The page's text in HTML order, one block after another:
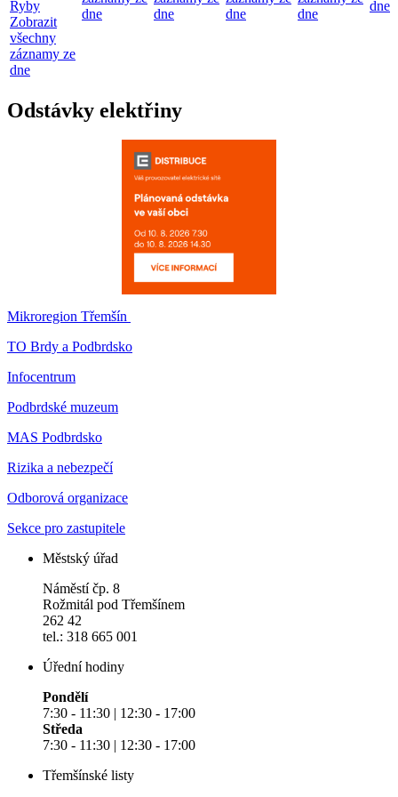
Ryby
Zobrazit
všechny
záznamy ze
dne
dne
dne
dne
dne
dne
Odstávky elektřiny
Mikroregion Třemšín
TO Brdy a Podbrdsko
Infocentrum
Podbrdské muzeum
MAS Podbrdsko
Rizika a nebezpečí
Odborová organizace
Sekce pro zastupitele
Městský úřad
Náměstí čp. 8
Rožmitál pod Třemšínem
262 42
tel.: 318 665 001
Úřední hodiny
Pondělí
7:30 - 11:30 | 12:30 - 17:00
Středa
7:30 - 11:30 | 12:30 - 17:00
Třemšínské listy